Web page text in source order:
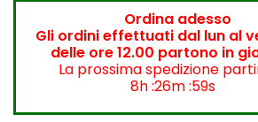
Ordina adesso
Gli ordini effettuati dal lun al
delle ore 12.00 partono in
La prossima spedizione
8h :26m :59s